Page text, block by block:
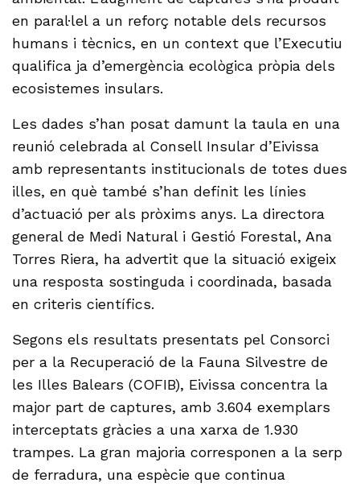
en paral·lel a un reforç notable dels recursos
humans i tècnics, en un context que l’Executiu
qualifica ja d’emergència ecològica pròpia dels
ecosistemes insulars.
Les dades s’han posat damunt la taula en una
reunió celebrada al Consell Insular d’Eivissa
amb representants institucionals de totes dues
illes, en què també s’han definit les línies
d’actuació per als pròxims anys. La directora
general de Medi Natural i Gestió Forestal, Ana
Torres Riera, ha advertit que la situació exigeix
una resposta sostinguda i coordinada, basada
en criteris científics.
Segons els resultats presentats pel Consorci
per a la Recuperació de la Fauna Silvestre de
les Illes Balears (COFIB), Eivissa concentra la
major part de captures, amb 3.604 exemplars
interceptats gràcies a una xarxa de 1.930
trampes. La gran majoria corresponen a la serp
de ferradura, una espècie que continua